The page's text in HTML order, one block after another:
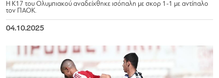
Η Κ17 του Ολυμπιακού αναδείχθηκε ισόπαλη με σκορ 1-1 με αντίπαλο
τον ΠΑΟΚ.
04.10.2025